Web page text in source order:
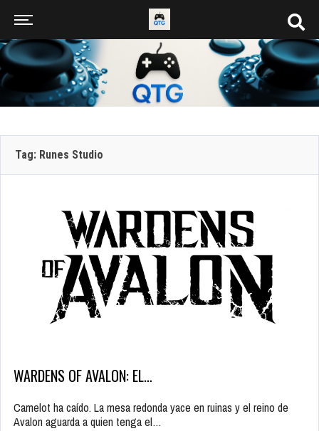
Tag: Runes Studio
WARDENS OF AVALON: EL…
Camelot ha caído. La mesa redonda yace en ruinas y el reino de
Avalon aguarda a quien tenga el…